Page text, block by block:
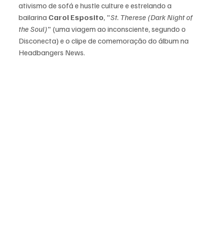
ativismo de sofá e hustle culture e estrelando a
bailarina Carol Esposito, "St. Therese (Dark Night of
the Soul)" (uma viagem ao inconsciente, segundo o
Disconecta) e o clipe de comemoração do álbum na
Headbangers News.